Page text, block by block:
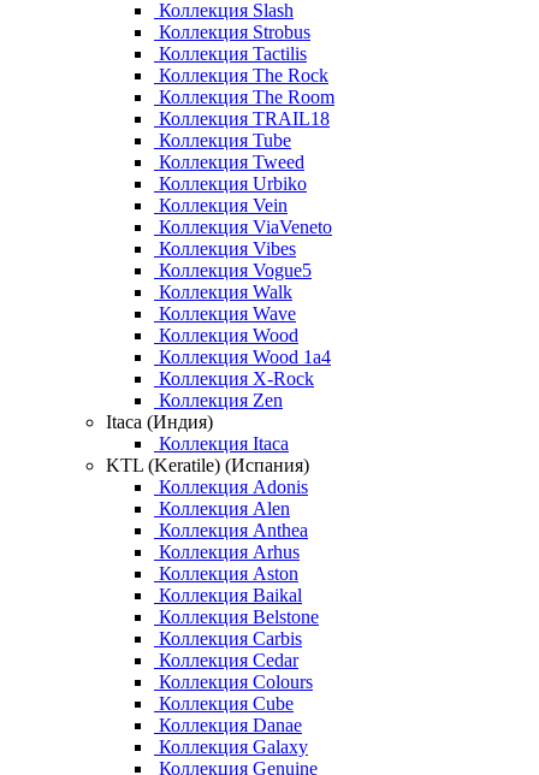
Коллекция Slash
Коллекция Strobus
Коллекция Tactilis
Коллекция The Rock
Коллекция The Room
Коллекция TRAIL18
Коллекция Tube
Коллекция Tweed
Коллекция Urbiko
Коллекция Vein
Коллекция ViaVeneto
Коллекция Vibes
Коллекция Vogue5
Коллекция Walk
Коллекция Wave
Коллекция Wood
Коллекция Wood 1a4
Коллекция X-Rock
Коллекция Zen
Itaca (Индия)
Коллекция Itaca
KTL (Keratile) (Испания)
Коллекция Adonis
Коллекция Alen
Коллекция Anthea
Коллекция Arhus
Коллекция Aston
Коллекция Baikal
Коллекция Belstone
Коллекция Carbis
Коллекция Cedar
Коллекция Colours
Коллекция Cube
Коллекция Danae
Коллекция Galaxy
Коллекция Genuine